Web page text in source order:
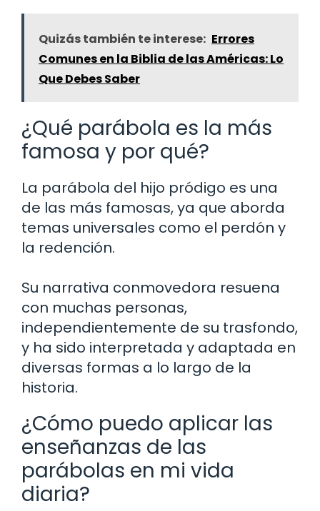
Quizás también te interese: Errores
Comunes en la Biblia de las Américas: Lo
Que Debes Saber
¿Qué parábola es la más
famosa y por qué?
La parábola del hijo pródigo es una
de las más famosas, ya que aborda
temas universales como el perdón y
la redención.
Su narrativa conmovedora resuena
con muchas personas,
independientemente de su trasfondo,
y ha sido interpretada y adaptada en
diversas formas a lo largo de la
historia.
¿Cómo puedo aplicar las
enseñanzas de las
parábolas en mi vida
diaria?